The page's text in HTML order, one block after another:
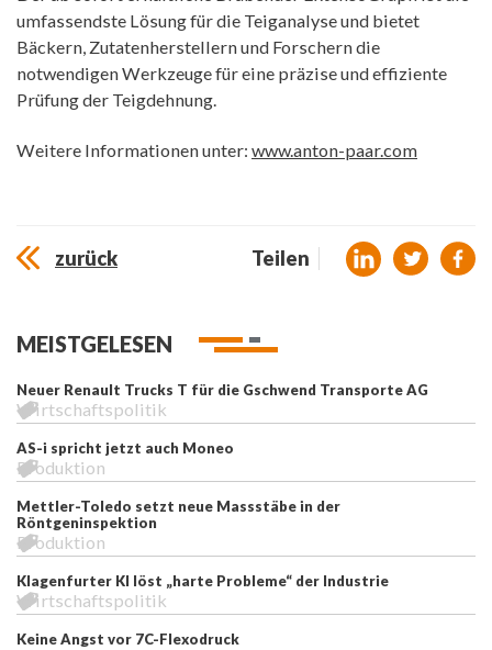
umfassendste Lösung für die Teiganalyse und bietet
Bäckern, Zutatenherstellern und Forschern die
notwendigen Werkzeuge für eine präzise und effiziente
Prüfung der Teigdehnung.
Weitere Informationen unter: www.anton-paar.com
zurück Teilen
MEISTGELESEN
Neuer Renault Trucks T für die Gschwend Transporte AG
Wirtschaftspolitik
AS-i spricht jetzt auch Moneo
Produktion
Mettler-Toledo setzt neue Massstäbe in der
Röntgeninspektion
Produktion
Klagenfurter KI löst „harte Probleme“ der Industrie
Wirtschaftspolitik
Keine Angst vor 7C-Flexodruck